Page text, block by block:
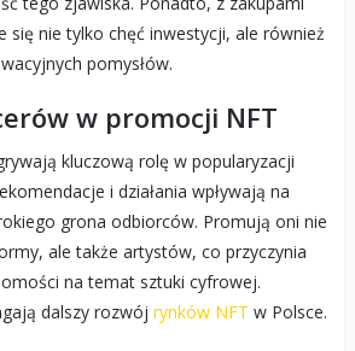
się nie tylko chęć inwestycji, ale również
pomysłów.
w promocji NFT
kluczową rolę w popularyzacji
i działania wpływają na
grona odbiorców. Promują oni nie
ale także artystów, co przyczynia
na temat sztuki cyfrowej.
dalszy rozwój rynków NFT w Polsce.